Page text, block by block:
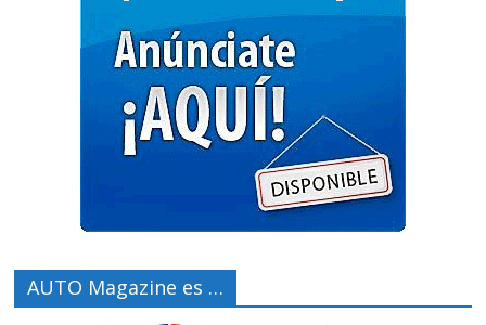
AUTO Magazine es …